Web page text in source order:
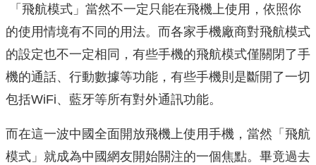
「飛航模式」當然不一定只能在飛機上使用，依照你
的使用情境有不同的用法。而各家手機廠商對飛航模式
的設定也不一定相同，有些手機的飛航模式僅關閉了手
機的通話、行動數據等功能，有些手機則是斷開了一切
包括WiFi、藍牙等所有對外通訊功能。
而在這一波中國全面開放飛機上使用手機，當然「飛航
模式」就成為中國網友開始關注的一個焦點。畢竟過去